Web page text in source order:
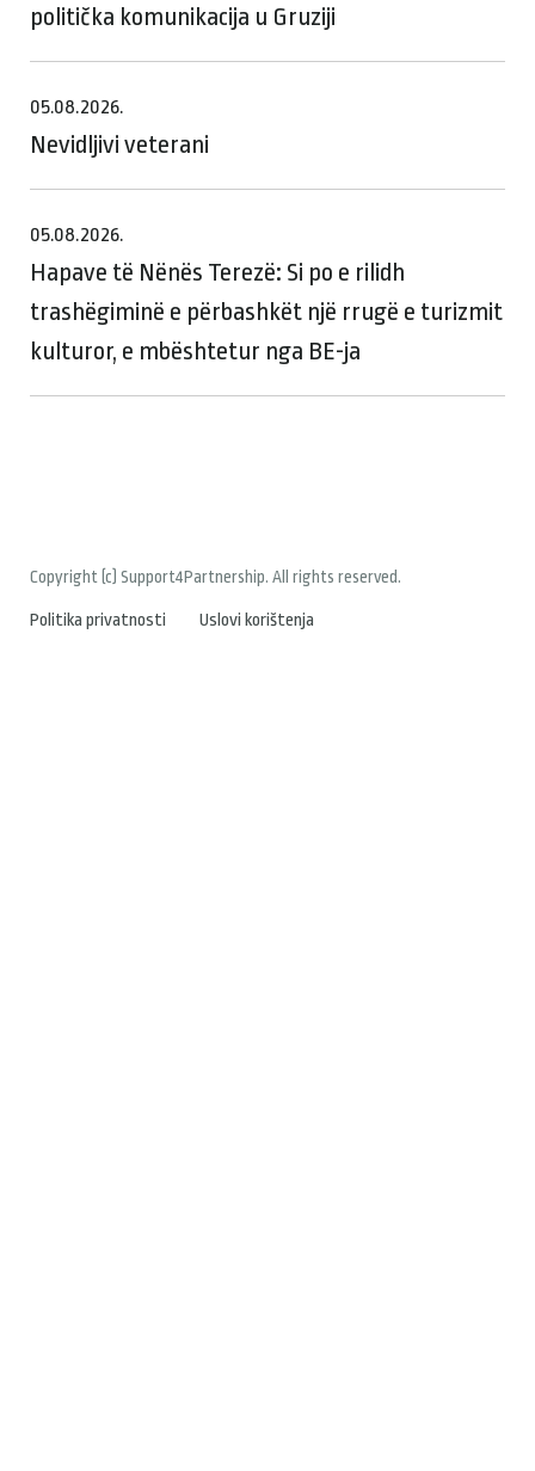
politička komunikacija u Gruziji
05.08.2026.
Nevidljivi veterani
05.08.2026.
Hapave të Nënës Terezë: Si po e rilidh
trashëgiminë e përbashkët një rrugë e turizmit
kulturor, e mbështetur nga BE-ja
Copyright (c) Support4Partnership. All rights reserved.
Politika privatnosti Uslovi korištenja